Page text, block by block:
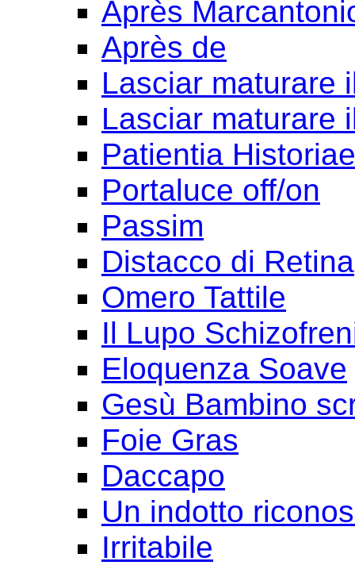
Après
Après de
Lasciar maturare
Lasciar maturare
Patientia Historiae
Portaluce off/on
Passim
Distacco di Retina
Omero Tattile
Il Lupo
Eloquenza Soave
Gesù Bambino
Foie Gras
Daccapo
Un indotto
Irritabile